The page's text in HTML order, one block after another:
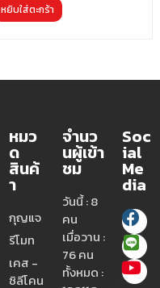
หยิบใส่ตะกร้า
หมว
ด
สินค้
า
กุญแจ
รีโมท
เคส -
ซิลีโคน
จำนว
นผู้เข้า
ชม
วันนี้ : 8
คน
เมื่อวาน :
76 คน
ทั้งหมด :
Soc
ial
Me
dia